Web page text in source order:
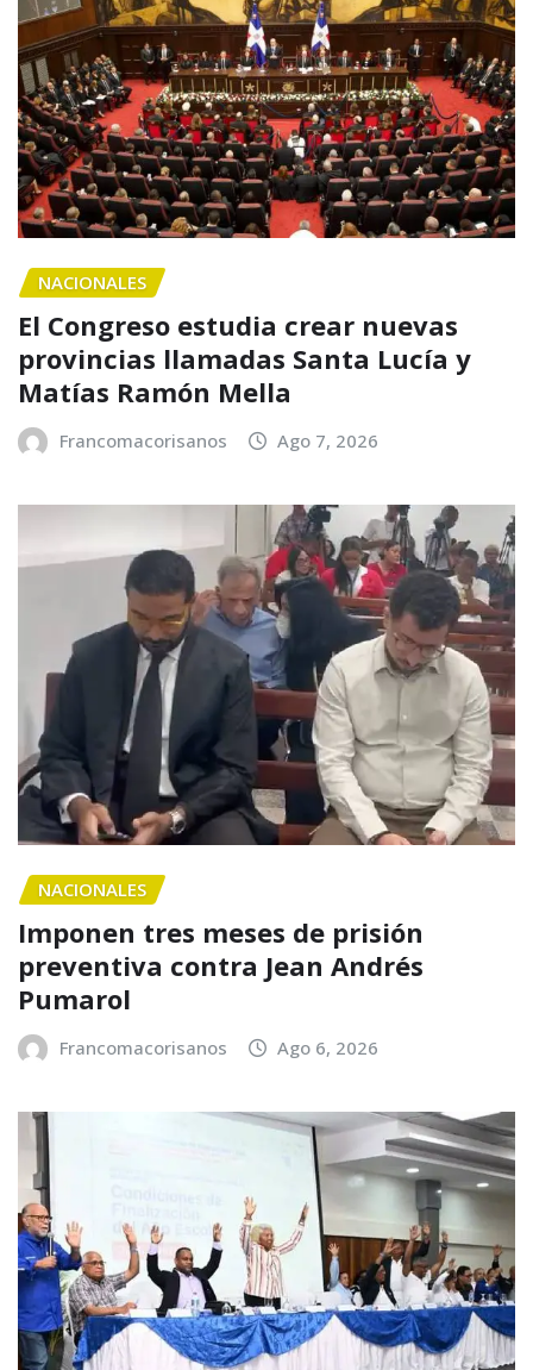
NACIONALES
El Congreso estudia crear nuevas
provincias llamadas Santa Lucía y
Matías Ramón Mella
Francomacorisanos Ago 7, 2026
NACIONALES
Imponen tres meses de prisión
preventiva contra Jean Andrés
Pumarol
Francomacorisanos Ago 6, 2026